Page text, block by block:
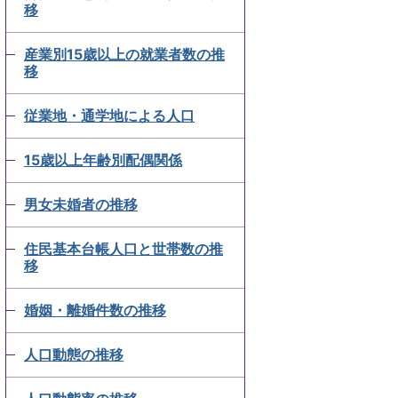
移
産業別15歳以上の就業者数の推
移
従業地・通学地による人口
15歳以上年齢別配偶関係
男女未婚者の推移
住民基本台帳人口と世帯数の推
移
婚姻・離婚件数の推移
人口動態の推移